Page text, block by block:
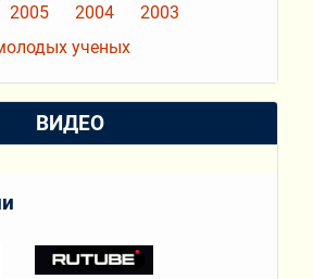
2005 2004
2003
ученых
ВИДЕО